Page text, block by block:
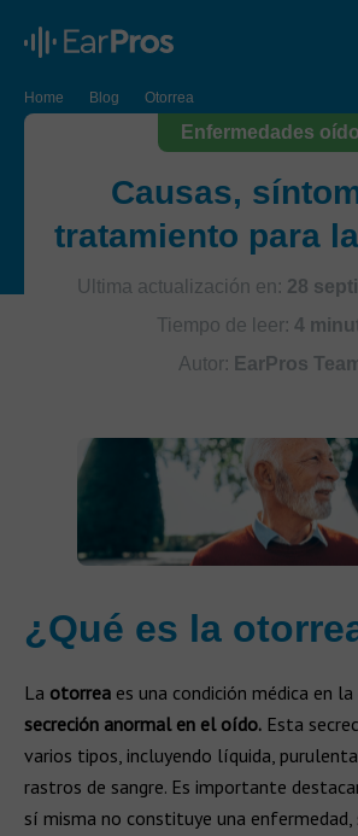
Home Blog Otorrea
Enfermedades oído
Causas,
tratamiento para
Ultima actualización en: 28
Tiempo de leer: 4
Autor: EarPros
¿Qué es la
La otorrea es una condición médica en
secreción anormal en el oído. Esta
varios tipos, incluyendo líquida,
rastros de sangre. Es importante
sí misma no constituye una enfermedad,